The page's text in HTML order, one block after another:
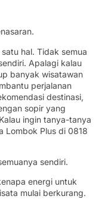
hal. Tidak semua
Apalagi kalau
banyak wisatawan
perjalanan
destinasi,
sopir yang
ingin tanya-tanya
Lombok Plus di 0818
sendiri.
energi untuk
mulai berkurang.